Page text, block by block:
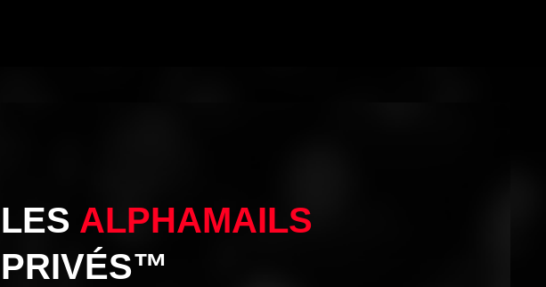
LES ALPHAMAILS
PRIVÉS™